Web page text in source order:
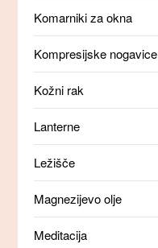
Komarniki za okna
Kompresijske nogavice
Kožni rak
Lanterne
Ležišče
Magnezijevo olje
Meditacija